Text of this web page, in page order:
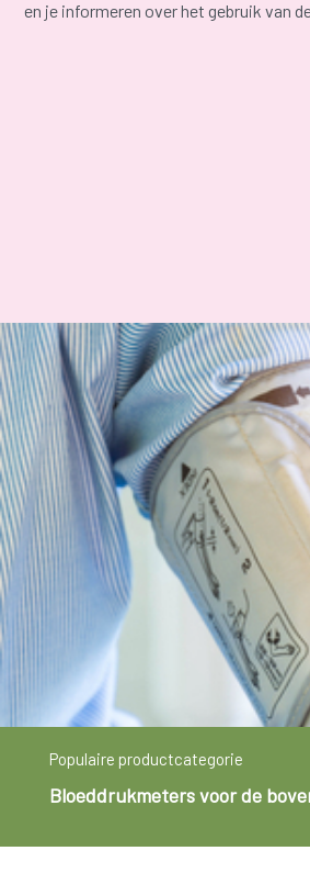
Populaire productcategorie
Bloeddrukmeters voor de
en je informeren over het gebruik van